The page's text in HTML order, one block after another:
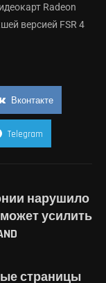
Radeon
версией FSR 4
Вконтакте
Telegram
нарушило
усилить
страницы